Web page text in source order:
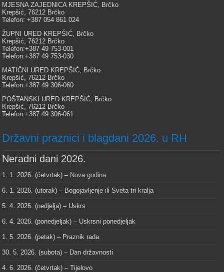
MJESNA ZAJEDNICA KREPŠIĆ, Brčko
Krepšić, 76212 Brčko
Telefon: +387 054 861 024
ŽUPNI URED KREPŠIĆ, Brčko
Krepšić, 76212 Brčko
Telefon:+387 49 753-001
Telefon:+387 49 753-030
MATIČNI URED KREPŠIĆ, Brčko
Krepšić, 76212 Brčko
Telefon:+387 49 306-060
POŠTANSKI URED KREPŠIĆ, Brčko
Krepšić, 76212 Brčko
Telefon:+387 49 306-061
Državni praznici i blagdani 2026. u RH
Neradni dani 2026.
1. 1. 2026. (četvrtak) – Nova godina
6. 1. 2026. (utorak) – Bogojavljenje ili Sveta tri kralja
5. 4. 2026. (nedjelja) – Uskrs
6. 4. 2026. (ponedjeljak) – Uskrsni ponedjeljak
1. 5. 2026. (petak) – Praznik rada
30. 5. 2026. (subota) – Dan državnosti
4. 6. 2026. (četvrtak) – Tijelovo